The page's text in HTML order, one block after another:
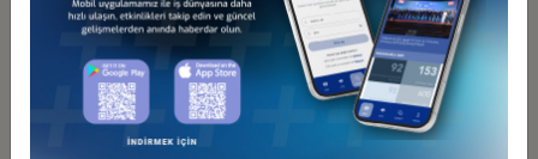
Faks: + 7 843 264 46 40
T.C. ST. PETERSBURG BAŞKONSOLOSLUĞU
Adres: 191036, 7-ya Sovetskaya Ulitsa, No:24, St.Petersburg - Rusya